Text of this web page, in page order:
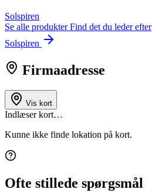
Solspiren
Se alle produkterFind det du leder efter
Solspiren
Firmaadresse
Vis kort
Indlæser kort…
Kunne ikke finde lokation på kort.
Ofte stillede spørgsmål